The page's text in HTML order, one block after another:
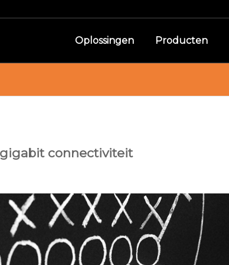
Oplossingen Producten
connectiviteit